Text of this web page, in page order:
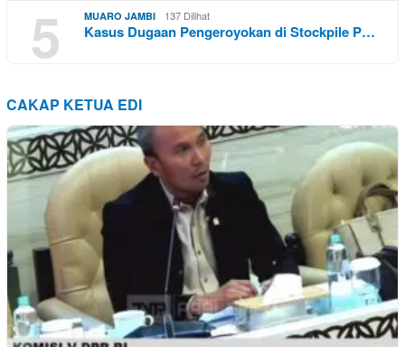
5 MUARO JAMBI 137 Dilihat
Kasus Dugaan Pengeroyokan di Stockpile P…
CAKAP KETUA EDI